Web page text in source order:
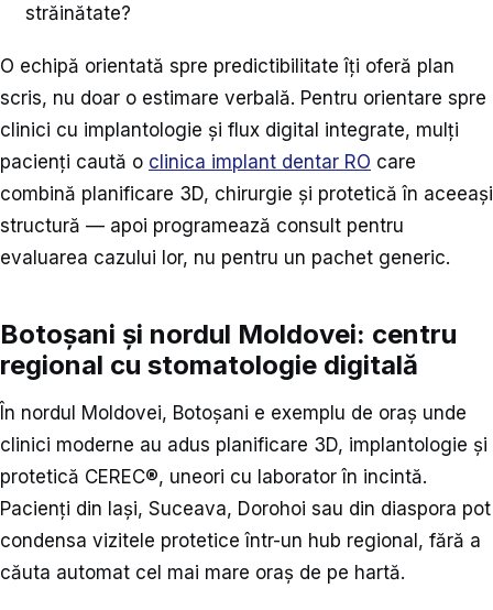
străinătate?
O echipă orientată spre predictibilitate îți oferă plan
scris, nu doar o estimare verbală. Pentru orientare spre
clinici cu implantologie și flux digital integrate, mulți
pacienți caută o clinica implant dentar RO care
combină planificare 3D, chirurgie și protetică în aceeași
structură — apoi programează consult pentru
evaluarea cazului lor, nu pentru un pachet generic.
Botoșani și nordul Moldovei: centru
regional cu stomatologie digitală
În nordul Moldovei, Botoșani e exemplu de oraș unde
clinici moderne au adus planificare 3D, implantologie și
protetică CEREC®, uneori cu laborator în incintă.
Pacienți din Iași, Suceava, Dorohoi sau din diaspora pot
condensa vizitele protetice într-un hub regional, fără a
căuta automat cel mai mare oraș de pe hartă.